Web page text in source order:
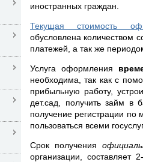
иностранных граждан.
Текущая стоимость
обусловлена количеством
платежей, а так же
Услуга оформления
необходима, так как с
прибыльную работу,
дет.сад, получить займ в
получение регистрации
пользоваться всеми
Срок получения
организации,